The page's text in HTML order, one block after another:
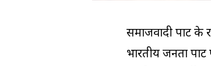
समाजवादी पार्टी
भारतीय जनता